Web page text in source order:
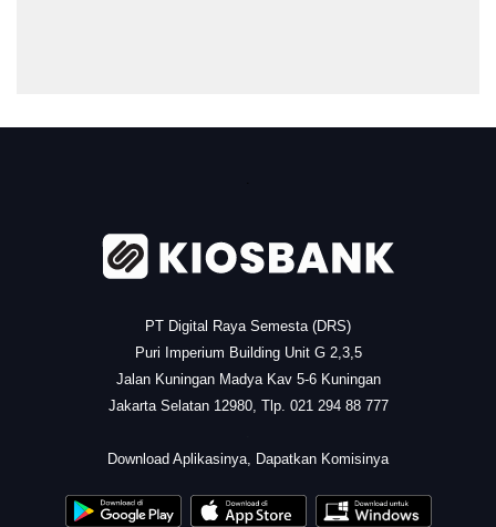
PT Digital Raya Semesta (DRS)
Puri Imperium Building Unit G 2,3,5
Jalan Kuningan Madya Kav 5-6 Kuningan
Jakarta Selatan 12980, Tlp. 021 294 88 777
Download Aplikasinya, Dapatkan Komisinya